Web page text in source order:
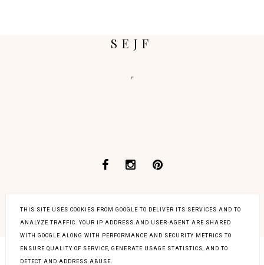
SEJF
COPYRIGHT © STARE PIANINO
BLOG DESIGN:
KAROGRAFIA.PL
THIS SITE USES COOKIES FROM GOOGLE TO DELIVER ITS SERVICES AND TO
ANALYZE TRAFFIC. YOUR IP ADDRESS AND USER-AGENT ARE SHARED
WITH GOOGLE ALONG WITH PERFORMANCE AND SECURITY METRICS TO
ENSURE QUALITY OF SERVICE, GENERATE USAGE STATISTICS, AND TO
DETECT AND ADDRESS ABUSE.